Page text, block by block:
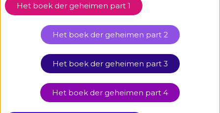
Het boek der geheimen part 1
Het boek der geheimen part 2
Het boek der geheimen part 3
Het boek der geheimen part 4